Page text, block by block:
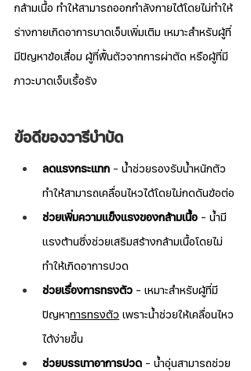
กล้ามเนื้อ ทำให้สามารถออกกำลังกายได้โดยไม่ทำให้
ร่างกายเกิดอาการบาดเจ็บเพิ่มเติม เหมาะสำหรับผู้ที่
มีปัญหาข้อเสื่อม ผู้ที่ฟื้นตัวจากการผ่าตัด หรือผู้ที่มี
ภาวะบาดเจ็บเรื้อรัง
ข้อดีของวารีบำบัด
ลดแรงกระแทก – น้ำช่วยรองรับน้ำหนักตัว
ทำให้สามารถเคลื่อนไหวได้โดยไม่กดดันข้อต่อ
ช่วยเพิ่มความแข็งแรงของกล้ามเนื้อ – น้ำมี
แรงต้านซึ่งช่วยเสริมสร้างกล้ามเนื้อโดยไม่
ทำให้เกิดอาการปวด
ช่วยเรื่องการทรงตัว – เหมาะสำหรับผู้ที่มี
ปัญหาการทรงตัว เพราะน้ำช่วยให้เคลื่อนไหว
ได้ง่ายขึ้น
ช่วยบรรเทาอาการปวด – น้ำอุ่นสามารถช่วย